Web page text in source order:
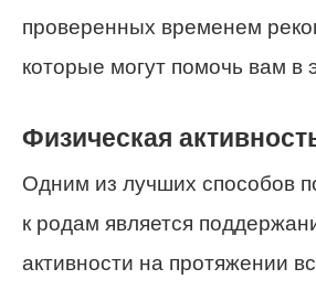
проверенных временем
которые могут помочь вам в
Физическая
Одним из лучших способов
к родам является
активности на протяжении